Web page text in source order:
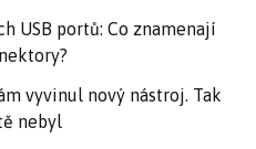
USB portů: Co znamenají
vyvinul nový nástroj. Tak
nebyl